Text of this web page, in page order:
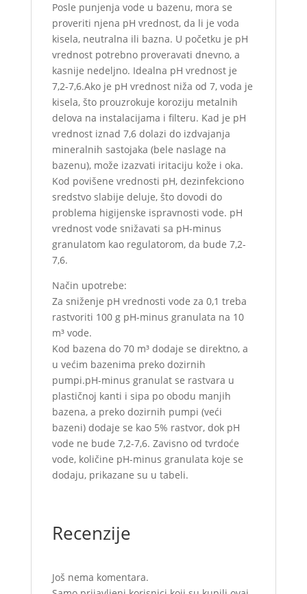
Posle punjenja vode u bazenu, mora se
proveriti njena pH vrednost, da li je voda
kisela, neutralna ili bazna. U početku je pH
vrednost potrebno proveravati dnevno, a
kasnije nedeljno. Idealna pH vrednost je
7,2-7,6.Ako je pH vrednost niža od 7, voda je
kisela, što prouzrokuje koroziju metalnih
delova na instalacijama i filteru. Kad je pH
vrednost iznad 7,6 dolazi do izdvajanja
mineralnih sastojaka (bele naslage na
bazenu), može izazvati iritaciju kože i oka.
Kod povišene vrednosti pH, dezinfekciono
sredstvo slabije deluje, što dovodi do
problema higijenske ispravnosti vode. pH
vrednost vode snižavati sa pH-minus
granulatom kao regulatorom, da bude 7,2-
7,6.
Način upotrebe:
Za sniženje pH vrednosti vode za 0,1 treba
rastvoriti 100 g pH-minus granulata na 10
m³ vode.
Kod bazena do 70 m³ dodaje se direktno, a
u većim bazenima preko dozirnih
pumpi.pH-minus granulat se rastvara u
plastičnoj kanti i sipa po obodu manjih
bazena, a preko dozirnih pumpi (veći
bazeni) dodaje se kao 5% rastvor, dok pH
vode ne bude 7,2-7,6. Zavisno od tvrdoće
vode, količine pH-minus granulata koje se
dodaju, prikazane su u tabeli.
Recenzije
Još nema komentara.